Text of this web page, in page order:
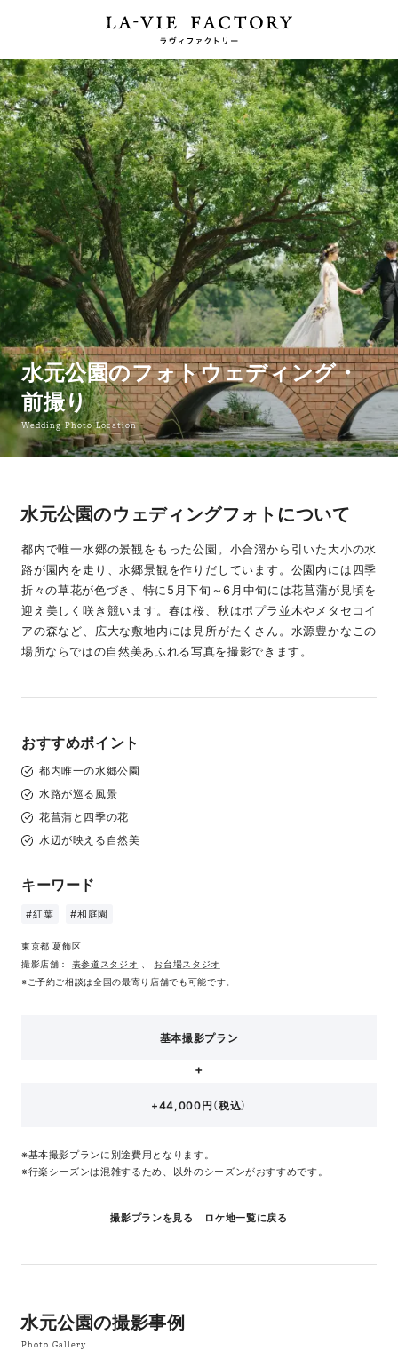
水元公園のフォトウェディング・
前撮り
Wedding Photo Location
水元公園のウェディングフォトについて
都内で唯一水郷の景観をもった公園。小合溜から引いた大小の水
路が園内を走り、水郷景観を作りだしています。公園内には四季
折々の草花が色づき、特に5月下旬～6月中旬には花菖蒲が見頃を
迎え美しく咲き競います。春は桜、秋はポプラ並木やメタセコイ
アの森など、広大な敷地内には見所がたくさん。水源豊かなこの
場所ならではの自然美あふれる写真を撮影できます。
おすすめポイント
都内唯一の水郷公園
水路が巡る風景
花菖蒲と四季の花
水辺が映える自然美
キーワード
#紅葉 #和庭園
東京都 葛飾区
撮影店舗： 表参道スタジオ
お台場スタジオ
※ご予約ご相談は全国の最寄り店舗でも可能です。
基本撮影プラン
+44,000円（税込）
※基本撮影プランに別途費用となります。
※行楽シーズンは混雑するため、以外のシーズンがおすすめです。
撮影プランを見る ロケ地一覧に戻る
水元公園の撮影事例
Photo Gallery